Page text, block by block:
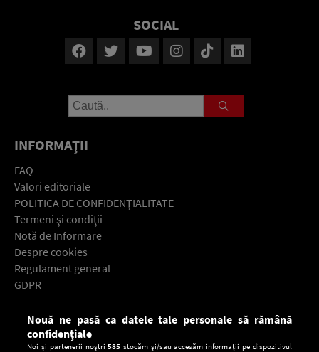
SOCIAL
INFORMAŢII
FAQ
Valori editoriale
POLITICA DE CONFIDENŢIALITATE
Termeni şi condiţii
Notă de Informare
Despre cookies
Regulament general
GDPR
Descarcă gratuit aplicaţia Europa FM pentru smartphone:
Nouă ne pasă ca datele tale personale să rămână
confidențiale
Noi și partenerii noștri585 stocăm și/sau accesăm informații pe dispozitivul